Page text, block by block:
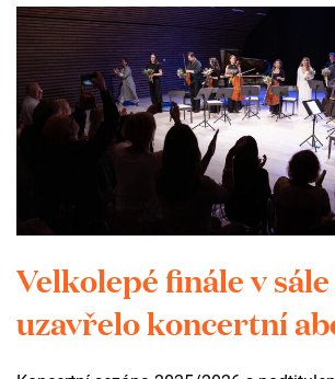
+420 735 123 752
Kontaktní formulář
Velkolepé finále v
uzavřelo koncertní